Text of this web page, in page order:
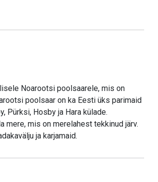
Noarootsi poolsaarele, mis on
poolsaar on ka Eesti üks parimaid
Pürksi, Hosby ja Hara külade.
mere, mis on merelahest tekkinud järv.
ja karjamaid.